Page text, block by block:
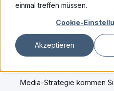
einmal treffen müssen.
Cookie-
Akzeptieren
Wie schlagen Sie Kapital,
Vorteil, aus den sozialen
Instagram, Facebook, X &
nehmende
Media-Strategie kommen